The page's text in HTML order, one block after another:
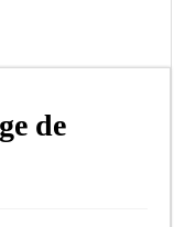
de la Banque mondiale
de rétention
les fondements du thème
de